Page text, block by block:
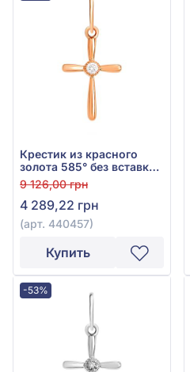
Крестик из красного
золота 585° без вставки,
арт. 440457
9 126,00 грн
4 289,22 грн
(арт. 440457)
Купить
-53%